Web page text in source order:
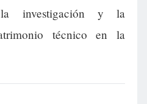
la investigación y la
técnico en la